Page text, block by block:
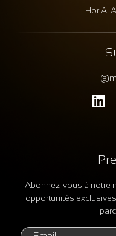
Hor Al
Abonnez-vous à notre
opportunités